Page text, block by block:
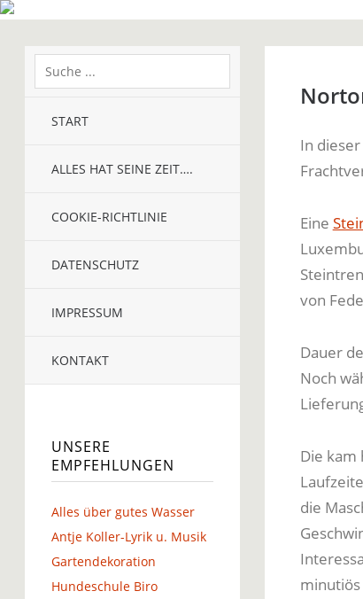
START
ALLES HAT SEINE ZEIT….
COOKIE-RICHTLINIE
DATENSCHUTZ
IMPRESSUM
KONTAKT
UNSERE
EMPFEHLUNGEN
Alles über gutes Wasser
Antje Koller-Lyrik u. Musik
Gartendekoration
Hundeschule Biro
In
Eine
von
Dauer
Noch
Die kam
die